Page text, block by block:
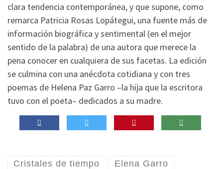
clara tendencia contemporánea, y que supone, como
remarca Patricia Rosas Lopátegui, una fuente más de
información biográfica y sentimental (en el mejor
sentido de la palabra) de una autora que merece la
pena conocer en cualquiera de sus facetas. La edición
se culmina con una anécdota cotidiana y con tres
poemas de Helena Paz Garro –la hija que la escritora
tuvo con el poeta– dedicados a su madre.
Cristales de tiempo Elena Garro